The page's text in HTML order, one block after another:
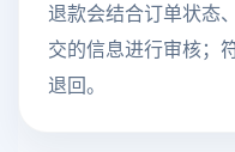
退款会结合订单状态
交的信息进行审核；
退回。